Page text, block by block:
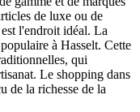
de luxe ou de
l'endroit idéal. La
à Hasselt. Cette
qui
Le shopping dans
de la richesse de la